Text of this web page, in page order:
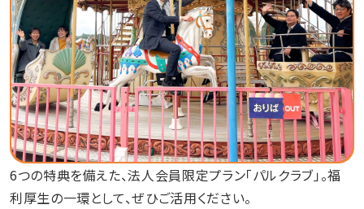
6つの特典を備えた、法人会員限定プラン「パルクラブ」。福
利厚生の一環として、ぜひご活用ください。